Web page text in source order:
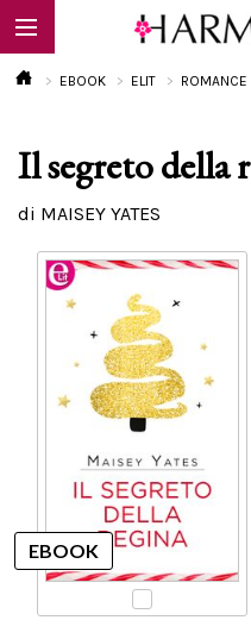
EBOOK
EBOOK ELIT ROMANCE
Il segreto della
di MAISEY YATES